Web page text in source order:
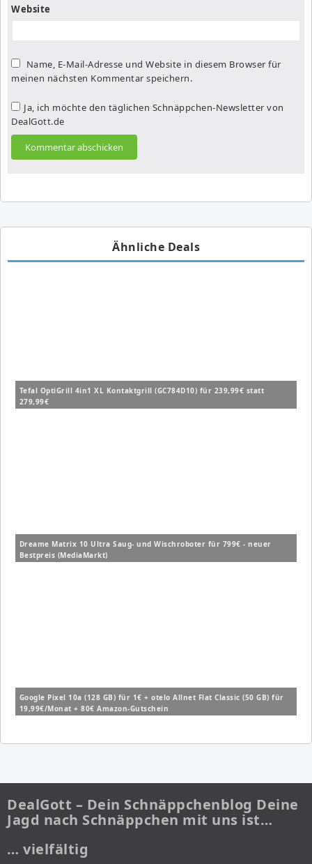
Website
Name, E-Mail-Adresse und Website in diesem Browser für
meinen nächsten Kommentar speichern.
Ja, ich möchte den täglichen Schnäppchen-Newsletter von
DealGott.de
Ähnliche Deals
Tefal OptiGrill 4in1 XL Kontaktgrill (GC784D10) für 239,99€ statt
279,99€
Dreame Matrix 10 Ultra Saug- und Wischroboter für 799€ - neuer
Bestpreis (MediaMarkt)
Google Pixel 10a (128 GB) für 1€ + otelo Allnet Flat Classic (50 GB) für
19,99€/Monat + 80€ Amazon-Gutschein
DealGott – Dein Schnäppchenblog Deine
Jagd nach Schnäppchen mit uns ist…
… vielfältig